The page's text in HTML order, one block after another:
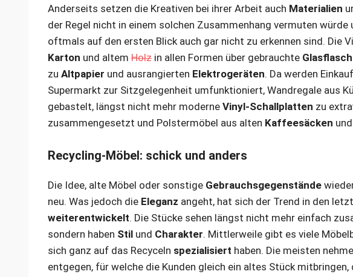
Anderseits setzen die Kreativen bei ihrer Arbeit auch Materialien
der Regel nicht in einem solchen Zusammenhang vermuten
oftmals auf den ersten Blick auch gar nicht zu erkennen sind. Die
Karton und altem Holz in allen Formen über gebrauchte
zu Altpapier und ausrangierten Elektrogeräten. Da werden
Supermarkt zur Sitzgelegenheit umfunktioniert, Wandregale aus
gebastelt, längst nicht mehr moderne Vinyl-Schallplatten zu
zusammengesetzt und Polstermöbel aus alten Kaffeesäcken
Recycling-Möbel: schick und anders
Die Idee, alte Möbel oder sonstige Gebrauchsgegenstände
neu. Was jedoch die Eleganz angeht, hat sich der Trend in den
weiterentwickelt. Die Stücke sehen längst nicht mehr einfach
sondern haben Stil und Charakter. Mittlerweile gibt es viele
sich ganz auf das Recyceln spezialisiert haben. Die meisten
entgegen, für welche die Kunden gleich ein altes Stück mitbringen,